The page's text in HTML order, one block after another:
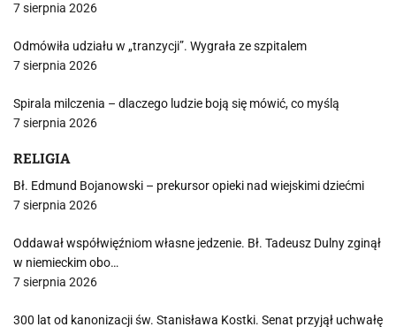
7 sierpnia 2026
Odmówiła udziału w „tranzycji”. Wygrała ze szpitalem
7 sierpnia 2026
Spirala milczenia – dlaczego ludzie boją się mówić, co myślą
7 sierpnia 2026
RELIGIA
Bł. Edmund Bojanowski – prekursor opieki nad wiejskimi dziećmi
7 sierpnia 2026
Oddawał współwięźniom własne jedzenie. Bł. Tadeusz Dulny zginął
w niemieckim obo…
7 sierpnia 2026
300 lat od kanonizacji św. Stanisława Kostki. Senat przyjął uchwałę